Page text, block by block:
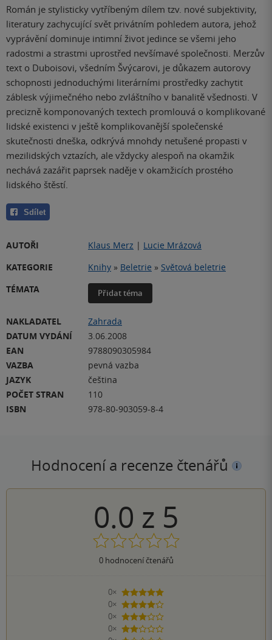
Román je stylisticky vytříbeným dílem tzv. nové subjektivity,
literatury zachycující svět privátním pohledem autora, jehož
vyprávění dominuje intimní život jedince se všemi jeho
radostmi a strastmi uprostřed nevšímavé společnosti. Merzův
text o Duboisovi, všedním Švýcarovi, je důkazem autorovy
schopnosti jednoduchými literárními prostředky zachytit
záblesk výjimečného nebo zvláštního v banalitě všednosti. V
precizně komponovaných textech promlouvá o komplikované
lidské existenci v ještě komplikovanější společenské
skutečnosti dneška, odkrývá mnohdy netušené propasti v
mezilidských vztazích, ale vždycky alespoň na okamžik
nechává zazářit paprsek naděje v okamžicích prostého
lidského štěstí.
Sdílet
AUTOŘI Klaus Merz | Lucie Mrázová
KATEGORIE
Knihy » Beletrie » Světová beletrie
TÉMATA
Přidat téma
NAKLADATEL
Zahrada
DATUM VYDÁNÍ
3.06.2008
EAN
9788090305984
VAZBA
pevná vazba
JAZYK
čeština
POČET STRAN
110
ISBN
978-80-903059-8-4
Hodnocení a recenze čtenářů
0.0 z 5
0hodnocení čtenářů
0×
5 hvězdiček
0×
4 hvězdičky
0×
3 hvězdičky
0×
2 hvězdičky